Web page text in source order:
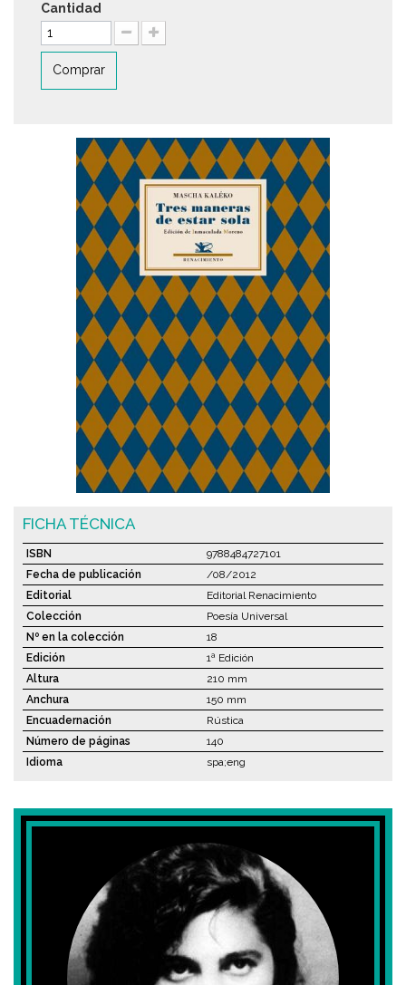
Cantidad
Comprar
FICHA TÉCNICA
ISBN
9788484727101
Fecha de publicación
/08/2012
Editorial
Editorial Renacimiento
Colección
Poesía Universal
Nº en la colección
18
Edición
1ª Edición
Altura
210 mm
Anchura
150 mm
Encuadernación
Rústica
Número de páginas
140
Idioma
spa;eng